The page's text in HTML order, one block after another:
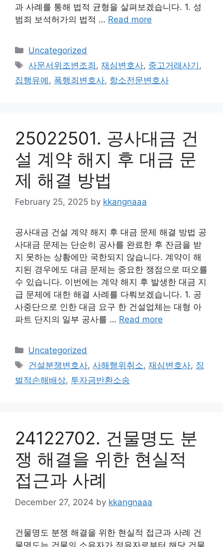
과 사례를 통해 법적 균형을 살펴보겠습니다. 1. 성
범죄 보석허가의 법적 … Read more
Categories
Uncategorized
Tags
사문서위조변조죄 ,재심변호사, 중고거래사기 ,
집행유예 , 폭행죄변호사, 항소전문변호사
25022501. 공사대금 건
설 계약 해지 후 대금 문
제 해결 방법
February 25, 2025 by kkangnaaa
공사대금 건설 계약 해지 후 대금 문제 해결 방법 공
사대금 문제는 단순히 공사를 완료한 후 잔금을 받
지 못하는 상황에만 국한되지 않습니다. 계약이 해
지된 경우에도 대금 문제는 중요한 쟁점으로 떠오를
수 있습니다. 이번에는 계약 해지 후 발생한 대금 지
급 문제에 대한 해결 사례를 다뤄보겠습니다. 1. 공
사중단으로 인한 대금 요구 한 건설업체는 대형 아
파트 단지의 일부 공사를 … Read more
Categories
Uncategorized
Tags
건설분쟁변호사,사해행위취소,재심변호사, 징
벌적손해배상, 투자금반환소송
24122702. 건물명도 분
쟁 해결을 위한 현실적
접근과 사례
December 27, 2024 by kkangnaaa
건물명도 분쟁 해결을 위한 현실적 접근과 사례 건
물명도는 건물의 소유자가 점유자로부터 해당 건물